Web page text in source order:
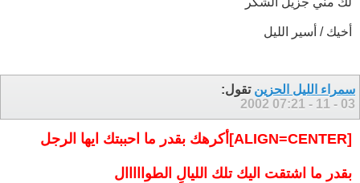
أخيك / أسير الليل
سمراء الليل الحزين تقول:
03 - 11 - 2002
07:21
[ALIGN=CENTER]أكرهك بقدر ما احببتك ايها الرجل
بقدر ما اشتقت اليك تلك الليالِ الطوااااال